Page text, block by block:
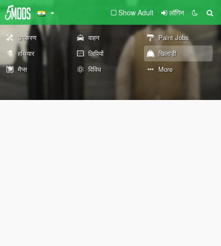
Show Adult लॉगिन
उपकरण वाहन
Paint Jobs
हथियार
लिपियों
खिलाड़ी
मैप्स
विविध More